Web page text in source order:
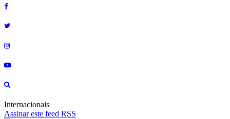
Internacionais
Assinar este feed RSS